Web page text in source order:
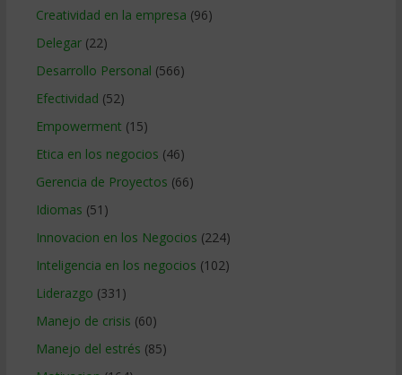
Creatividad en la empresa (96)
Delegar(22)
Desarrollo Personal (566)
Efectividad (52)
Empowerment (15)
Etica en los negocios (46)
Gerencia de Proyectos (66)
Idiomas (51)
Innovacion en los Negocios (224)
Inteligencia en los negocios (102)
Liderazgo (331)
Manejo de crisis (60)
Manejo del estrés (85)